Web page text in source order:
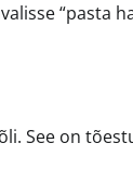
“pasta
See on